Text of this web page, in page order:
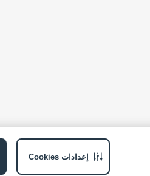
إعدادات Cookies